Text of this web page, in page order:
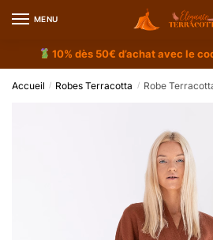
MENU
10% dès 50€ d’achat avec le
Accueil / Robes Terracotta / Robe